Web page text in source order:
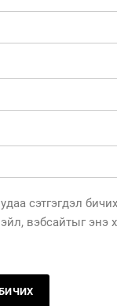
сэтгэгдэл
вэбсайтыг энэ